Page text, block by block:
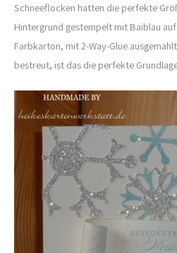
Schneeflocken hatten die perfekte
Hintergrund gestempelt mit Baiblau
Farbkarton, mit 2-Way-Glue
bestreut, ist das die perfekte